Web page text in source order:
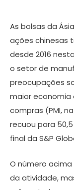
As bolsas da
ações chinesas
desde 2016
o setor de
preocupações
maior economia
compras (PMI,
recuou para
final da S&P
O número
da atividade,